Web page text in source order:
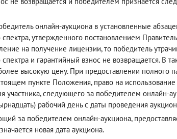
онлайн-аукциона в установленные
спектра, утвержденного постановлением
на получение лицензии, то победитель
спектра и гарантийный взнос не возвращается. В
высокую цену. При предоставлении полного
пункте Положения, право на
участника, следующего за победителем онлайн-
рабочий день с даты проведения
за победителем онлайн-аукциона,
новая дата аукциона.